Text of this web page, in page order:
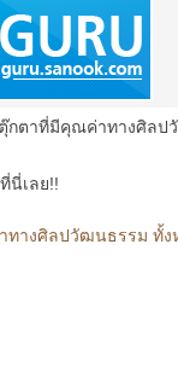
กตาที่มีคุณค่าทางศิลป
นี่เลย!!
ทางศิลปวัฒนธรรม ทั้ง